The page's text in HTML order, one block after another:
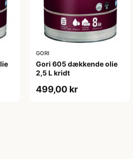
GORI
Gori 605 dækkende olie
2,5 L kridt
499,00 kr